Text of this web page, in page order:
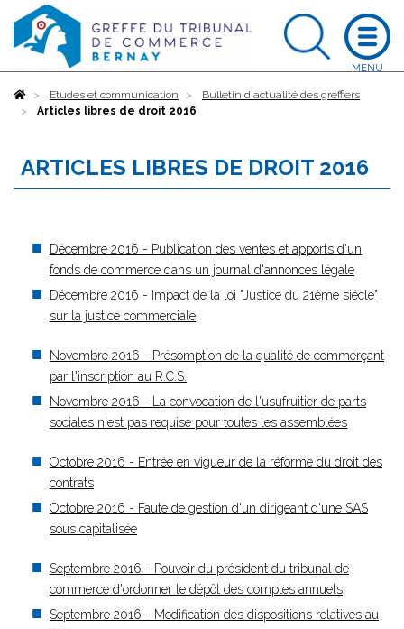
AccueilEtudes et communication
Bulletin d'actualité des greffiers
Articles libres de droit 2016
ARTICLES LIBRES DE DROIT 2016
Décembre 2016 - Publication des ventes et apports d'un
fonds de commerce dans un journal d'annonces légale
Décembre 2016 - Impact de la loi "Justice du 21ème siécle"
sur la justice commerciale
Novembre 2016 - Présomption de la qualité de commerçant
par l'inscription au R.C.S.
Novembre 2016 - La convocation de l'usufruitier de parts
sociales n'est pas requise pour toutes les assemblées
Octobre 2016 - Entrée en vigueur de la réforme du droit des
contrats
Octobre 2016 - Faute de gestion d'un dirigeant d'une SAS
sous capitalisée
Septembre 2016 - Pouvoir du président du tribunal de
commerce d'ordonner le dépôt des comptes annuels
Septembre 2016 - Modification des dispositions relatives au